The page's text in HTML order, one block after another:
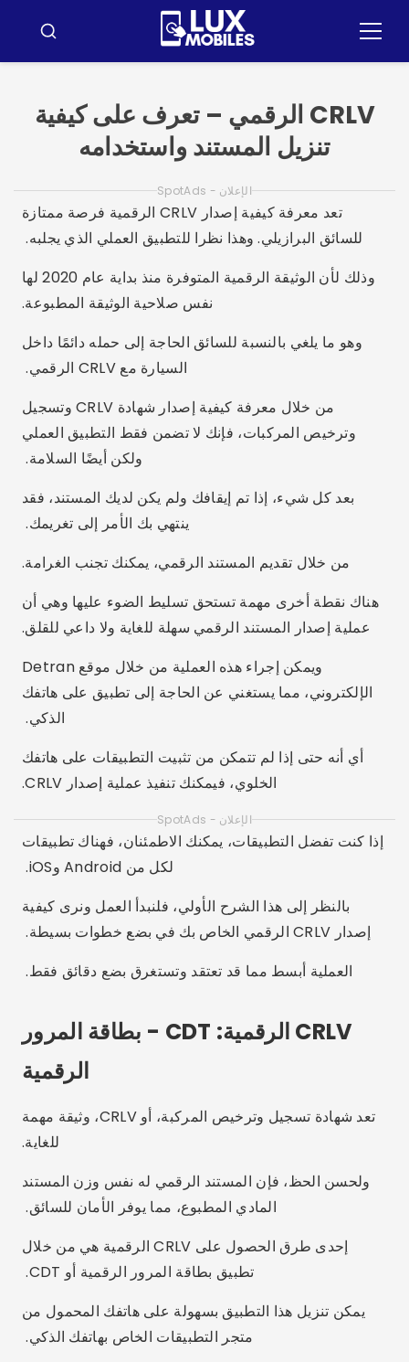
قائمة
ابحث
CRLV الرقمي – تعرف على كيفية
تنزيل المستند واستخدامه
الإعلان - SpotAds
تعد معرفة كيفية إصدار CRLV الرقمية فرصة ممتازة
للسائق البرازيلي. وهذا نظرا للتطبيق العملي الذي يجلبه.
وذلك لأن الوثيقة الرقمية المتوفرة منذ بداية عام 2020 لها
نفس صلاحية الوثيقة المطبوعة.
وهو ما يلغي بالنسبة للسائق الحاجة إلى حمله دائمًا داخل
السيارة مع CRLV الرقمي.
من خلال معرفة كيفية إصدار شهادة CRLV وتسجيل
وترخيص المركبات، فإنك لا تضمن فقط التطبيق العملي
ولكن أيضًا السلامة.
بعد كل شيء، إذا تم إيقافك ولم يكن لديك المستند، فقد
ينتهي بك الأمر إلى تغريمك.
من خلال تقديم المستند الرقمي، يمكنك تجنب الغرامة.
هناك نقطة أخرى مهمة تستحق تسليط الضوء عليها وهي أن
عملية إصدار المستند الرقمي سهلة للغاية ولا داعي للقلق.
ويمكن إجراء هذه العملية من خلال موقع Detran
الإلكتروني، مما يستغني عن الحاجة إلى تطبيق على هاتفك
الذكي.
أي أنه حتى إذا لم تتمكن من تثبيت التطبيقات على هاتفك
الخلوي، فيمكنك تنفيذ عملية إصدار CRLV.
الإعلان - SpotAds
إذا كنت تفضل التطبيقات، يمكنك الاطمئنان، فهناك تطبيقات
لكل من Android وiOS.
بالنظر إلى هذا الشرح الأولي، فلنبدأ العمل ونرى كيفية
إصدار CRLV الرقمي الخاص بك في بضع خطوات بسيطة.
العملية أبسط مما قد تعتقد وتستغرق بضع دقائق فقط.
CRLV الرقمية: CDT - بطاقة المرور
الرقمية
تعد شهادة تسجيل وترخيص المركبة، أو CRLV، وثيقة مهمة
للغاية.
ولحسن الحظ، فإن المستند الرقمي له نفس وزن المستند
المادي المطبوع، مما يوفر الأمان للسائق.
إحدى طرق الحصول على CRLV الرقمية هي من خلال
تطبيق بطاقة المرور الرقمية أو CDT.
يمكن تنزيل هذا التطبيق بسهولة على هاتفك المحمول من
متجر التطبيقات الخاص بهاتفك الذكي.